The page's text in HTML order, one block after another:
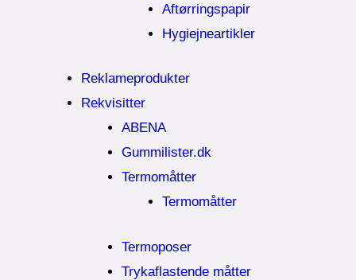
Aftørringspapir
Hygiejneartikler
Reklameprodukter
Rekvisitter
ABENA
Gummilister.dk
Termomåtter
Termomåtter
Termoposer
Trykaflastende måtter